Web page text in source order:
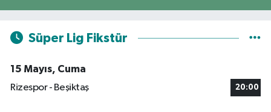
Süper Lig Fikstür
15 Mayıs, Cuma
Rizespor - Beşiktaş
20:00